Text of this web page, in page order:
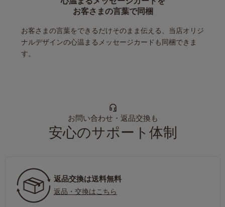
お客さまの言葉で同梱
お客さまの言葉をできるだけそのまま伝える、当店オリジ
ナルデザインの心温まるメッセージカードも同梱できま
す。
お問い合わせ・返品交換も
安心のサポート体制
返品交換は送料無料
返品・交換はこちら